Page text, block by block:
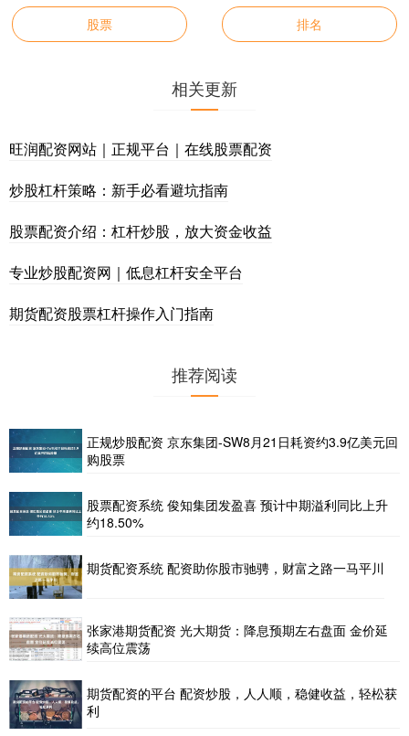
股票 排名
相关更新
旺润配资网站｜正规平台｜在线股票配资
炒股杠杆策略：新手必看避坑指南
股票配资介绍：杠杆炒股，放大资金收益
专业炒股配资网｜低息杠杆安全平台
期货配资股票杠杆操作入门指南
推荐阅读
正规炒股配资 京东集团-SW8月21日耗资约3.9亿美元回
购股票
股票配资系统 俊知集团发盈喜 预计中期溢利同比上升
约18.50%
期货配资系统 配资助你股市驰骋，财富之路一马平川
张家港期货配资 光大期货：降息预期左右盘面 金价延
续高位震荡
期货配资的平台 配资炒股，人人顺，稳健收益，轻松获
利